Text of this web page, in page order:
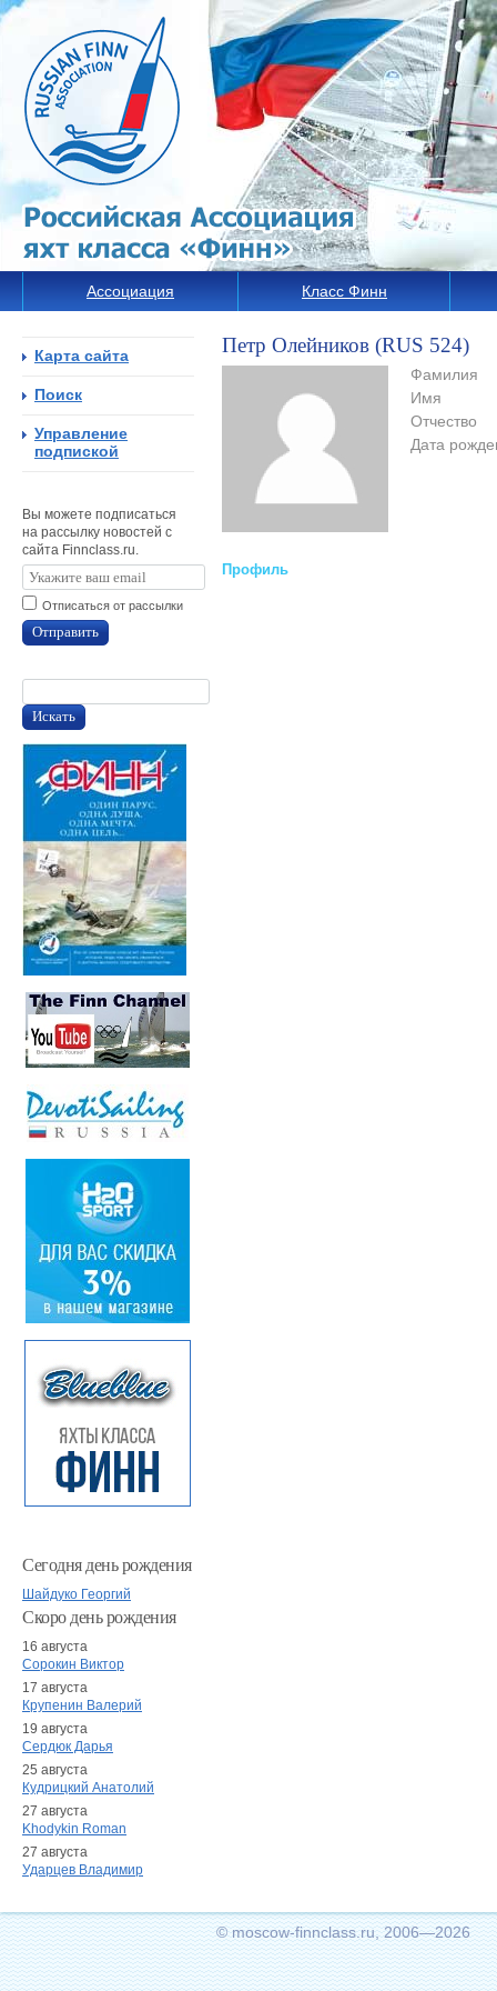
Ассоциация Класс Финн
Петр Олейников (RUS 524)
Профиль
Фамилия
Имя
Отчество
Дата
Карта сайта
Поиск
Управление
подпиской
Вы можете подписаться
на рассылку новостей с
сайта Finnclass.ru.
Отписаться от рассылки
Отправить
Искать
Сегодня день рождения
Шайдуко Георгий
Скоро день рождения
16 августа
Сорокин Виктор
17 августа
Крупенин Валерий
19 августа
Сердюк Дарья
25 августа
Кудрицкий Анатолий
27 августа
Khodykin Roman
27 августа
Ударцев Владимир
© moscow-finnclass.ru, 2006—2026